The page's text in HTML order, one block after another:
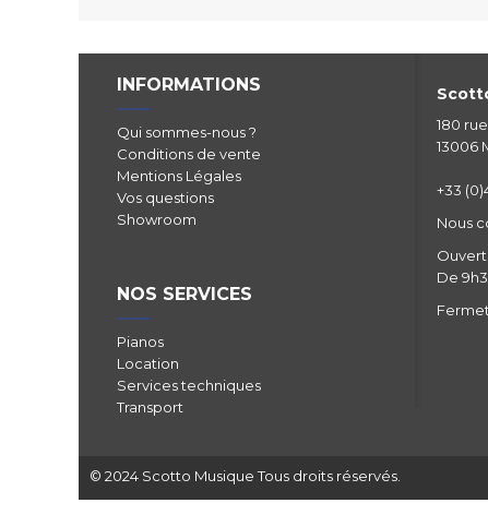
INFORMATIONS
Qui sommes-nous ?
Conditions de vente
Mentions Légales
Vos questions
Showroom
NOS SERVICES
Pianos
Location
Services techniques
Transport
180
13006
+33
Nous
De
© 2024 Scotto Musique Tous droits réservés.